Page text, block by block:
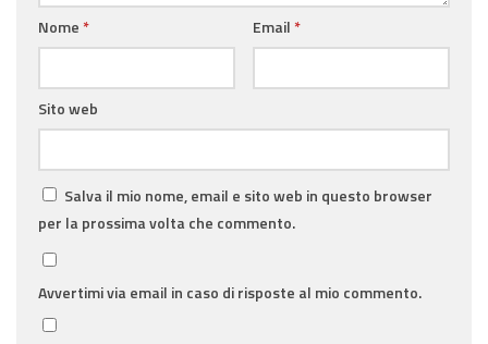
Nome * Email *
Sito web
Salva il mio nome, email e sito web in questo browser
per la prossima volta che commento.
Avvertimi via email in caso di risposte al mio commento.